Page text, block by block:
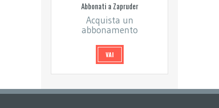
Abbonati a Zapruder
Acquista un
abbonamento
VAI